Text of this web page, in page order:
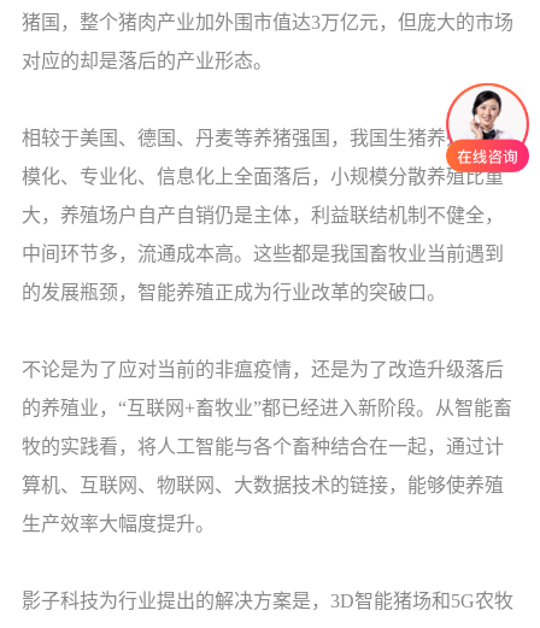
猪国，整个猪肉产业加外围市值达3万亿元，但庞大的市场
对应的却是落后的产业形态。
相较于美国、德国、丹麦等养猪强国，我国生猪养殖在规
模化、专业化、信息化上全面落后，小规模分散养殖比重
大，养殖场户自产自销仍是主体，利益联结机制不健全，
中间环节多，流通成本高。这些都是我国畜牧业当前遇到
的发展瓶颈，智能养殖正成为行业改革的突破口。
不论是为了应对当前的非瘟疫情，还是为了改造升级落后
的养殖业，“互联网+畜牧业”都已经进入新阶段。从智能畜
牧的实践看，将人工智能与各个畜种结合在一起，通过计
算机、互联网、物联网、大数据技术的链接，能够使养殖
生产效率大幅度提升。
影子科技为行业提出的解决方案是，3D智能猪场和5G农牧